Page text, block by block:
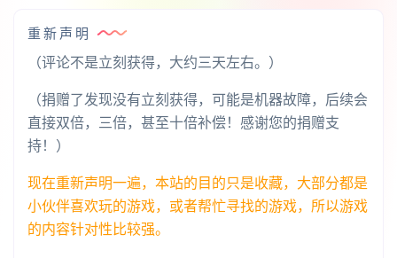
重新声明
（评论不是立刻获得，大约三天左右。）
（捐赠了发现没有立刻获得，可能是机器故障，后续会
直接双倍，三倍，甚至十倍补偿！感谢您的捐赠支
持！）
现在重新声明一遍，本站的目的只是收藏，大部分都是
小伙伴喜欢玩的游戏，或者帮忙寻找的游戏，所以游戏
的内容针对性比较强。